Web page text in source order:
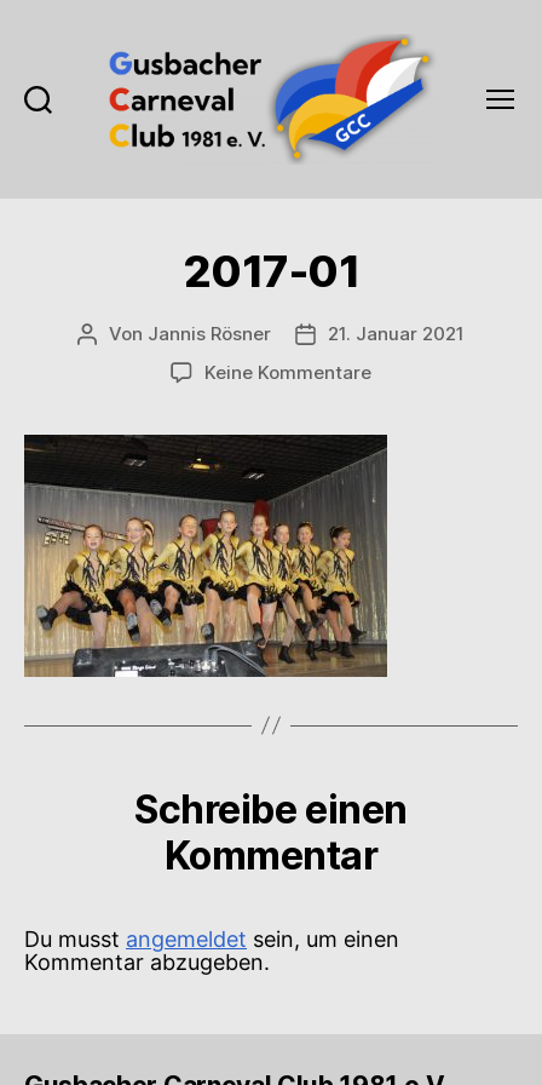
1981
e.V.
2017-01
Beitragsautor
Von Jannis Rösner Veröffentlichungsdatum
21. Januar 2021
Keine Kommentarezu
Schreibe einen
Kommentar
Du musst angemeldet sein, um einen
Kommentar abzugeben.